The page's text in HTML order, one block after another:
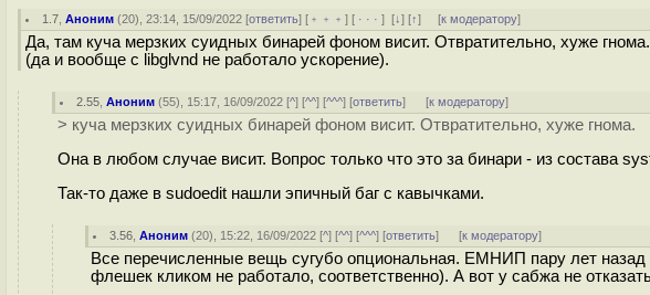
1.7 ,Аноним (20), 23:14, 15/09/2022 [ответить] [ ﹢﹢﹢] [ · · ·][↓] [↑] [к модератору]
Да, там куча мерзких суидных бинарей фоном висит. Отвратительно, хуже
(да и вообще с libglvnd не работало ускорение).
2.55 ,Аноним (55), 15:17, 16/09/2022 [^] [^^] [^^^] [ответить] [к модератору]
> куча мерзких суидных бинарей фоном висит. Отвратительно, хуже гнома.
Она в любом случае висит. Вопрос только что это за бинари - из состава
Так-то даже в sudoedit нашли эпичный баг с кавычками.
3.56 ,Аноним (20), 15:22, 16/09/2022 [^] [^^] [^^^] [ответить] [к модератору]
Все перечисленные вещь сугубо опциональная. ЕМНИП пару лет
флешек кликом не работало, соответственно). А вот у сабжа не